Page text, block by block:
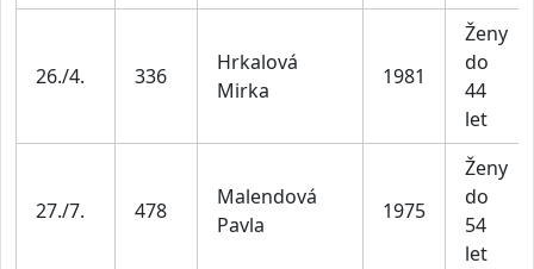
26./4. 336
Hrkalová
Mirka
1981
Ženy
do
44
let
27./7. 478
Malendová
Pavla
1975
Ženy
do
54
let